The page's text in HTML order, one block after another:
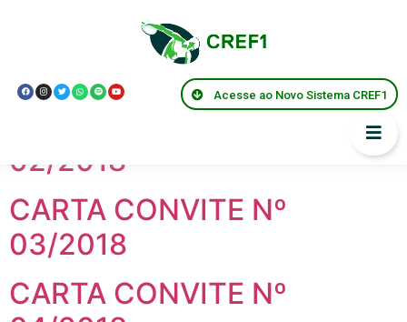
Acesse ao Novo Sistema CREF1
Modalidade:Carta
Convite
02/2018
CARTA CONVITE Nº
03/2018
CARTA CONVITE Nº